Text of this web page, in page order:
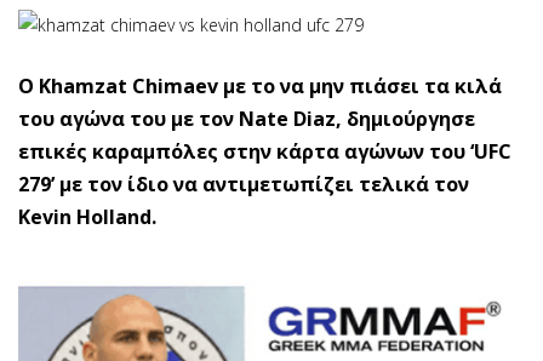
Ο Khamzat Chimaev με το να μην πιάσει τα κιλά
του αγώνα του με τον Nate Diaz, δημιούργησε
επικές καραμπόλες στην κάρτα αγώνων του ‘UFC
279’ με τον ίδιο να αντιμετωπίζει τελικά τον
Kevin Holland.